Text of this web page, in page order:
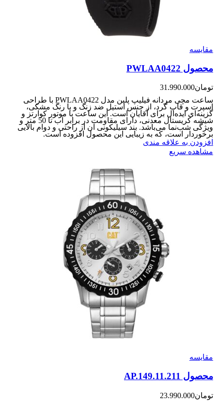
مقایسه
محصول PWLAA0422
تومان31.990.000
ساعت مچی مردانه فیلیپ پلین مدل PWLAA0422 با طراحی
اسپرت و قاب گرد، از جنس استیل ضد زنگ و با رنگ مشکی،
گزینه‌ای ایده‌آل برای آقایان است. این ساعت با موتور کوارتز و
شیشه کریستال معدنی، دارای مقاومت در برابر آب تا 50 متر و
ویژگی شب‌نما می‌باشد. بند سیلیکونی آن از راحتی و دوام بالایی
برخوردار است، که به زیبایی این محصول افزوده است.
افزودن به علاقه مندی
مشاهده سریع
مقایسه
محصول AP.149.11.211
تومان23.990.000